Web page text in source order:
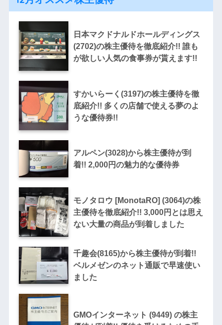
日本マクドナルドホールディングス
(2702)の株主優待を徹底紹介!! 誰も
が欲しい人気の食事券が貰えます!!
すかいらーく(3197)の株主優待を徹
底紹介!! 多くの店舗で使える夢のよ
うな優待券!!
アルペン(3028)から株主優待が到
着!! 2,000円の魅力的な優待券
モノタロウ [MonotaRO] (3064)の株
主優待を徹底紹介!! 3,000円とは思え
ない大量の商品が到着しました
千趣会(8165)から株主優待が到着!!
ベルメゼンのネット通販で早速使い
ました
GMOインターネット (9449) の株主